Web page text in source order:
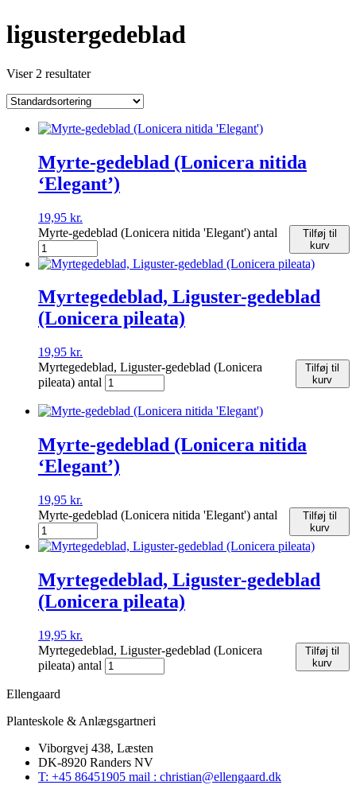
ligustergedeblad
Viser 2 resultater
Myrte-gedeblad (Lonicera nitida
‘Elegant’)
19,95 kr.
Myrte-gedeblad (Lonicera nitida 'Elegant') antal
Tilføj til
kurv
Myrtegedeblad, Liguster-gedeblad
(Lonicera pileata)
19,95 kr.
Myrtegedeblad, Liguster-gedeblad (Lonicera
pileata) antal
Tilføj til
kurv
Myrte-gedeblad (Lonicera nitida
‘Elegant’)
19,95 kr.
Myrte-gedeblad (Lonicera nitida 'Elegant') antal
Tilføj til
kurv
Myrtegedeblad, Liguster-gedeblad
(Lonicera pileata)
19,95 kr.
Myrtegedeblad, Liguster-gedeblad (Lonicera
pileata) antal
Tilføj til
kurv
Ellengaard
Planteskole & Anlægsgartneri
Viborgvej 438, Læsten
DK-8920 Randers NV
T: +45 86451905 mail : christian@ellengaard.dk